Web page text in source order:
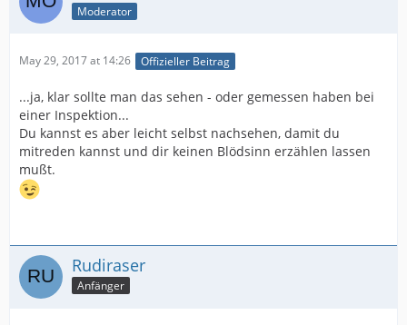
Moderator
May 29, 2017 at 14:26 Offizieller Beitrag
...ja, klar sollte man das sehen - oder gemessen haben bei
einer Inspektion...
Du kannst es aber leicht selbst nachsehen, damit du
mitreden kannst und dir keinen Blödsinn erzählen lassen
mußt.
Rudiraser
Anfänger